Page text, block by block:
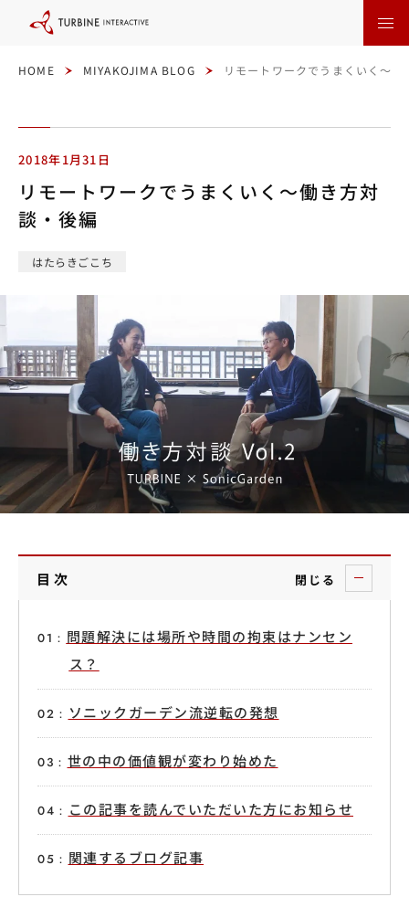
HOME MIYAKOJIMA BLOG リモートワークでうまくいく～
2018年1月31日
リモートワークでうまくいく～働き方対
談・後編
はたらきごこち
目次 閉じる
問題解決には場所や時間の拘束はナンセン
ス？
ソニックガーデン流逆転の発想
世の中の価値観が変わり始めた
この記事を読んでいただいた方にお知らせ
関連するブログ記事